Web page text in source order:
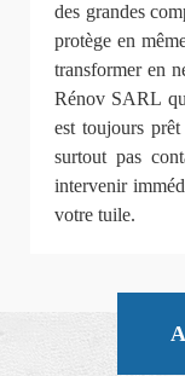
des grandes
protège en
transformer en
Rénov SARL
est toujours
surtout pas
intervenir
votre tuile.